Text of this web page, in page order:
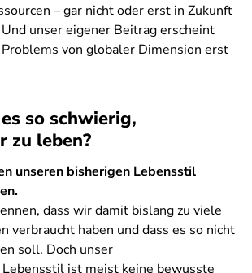
– gar nicht oder erst in Zukunft
unser eigener Beitrag erscheint
von globaler Dimension erst
so schwierig,
zu leben?
unseren bisherigen Lebensstil
dass wir damit bislang zu viele
verbraucht haben und dass es so nicht
soll. Doch unser
ist meist keine bewusste